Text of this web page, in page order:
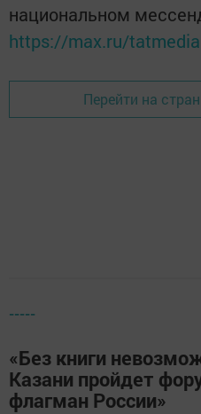
национальном
https://max.ru/tatmedia
Перейти на
-----
«Без книги
Казани пройдет
флагман России»